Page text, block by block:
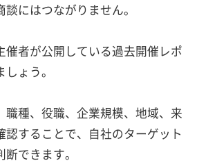
にはつながりません。
催者が公開している過去開催レポ
ょう。
職種、役職、企業規模、地域、来
認することで、自社のターゲット
できます。